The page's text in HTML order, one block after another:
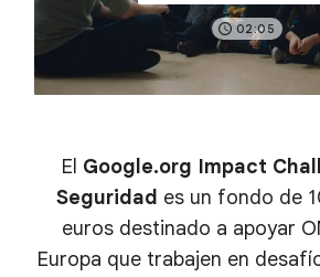
02:05
El Google.org Impact
Seguridad es un fondo de
euros destinado a apoyar
Europa que trabajen en